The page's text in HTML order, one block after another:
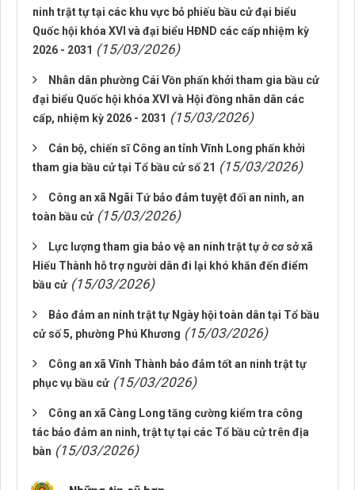
ninh trật tự tại các khu vực bỏ phiếu bầu cử đại biểu
Quốc hội khóa XVI và đại biểu HĐND các cấp nhiệm kỳ
2026 - 2031 (15/03/2026)
Nhân dân phường Cái Vồn phấn khởi tham gia bầu cử
đại biểu Quốc hội khóa XVI và Hội đồng nhân dân các
cấp, nhiệm kỳ 2026 - 2031 (15/03/2026)
Cán bộ, chiến sĩ Công an tỉnh Vĩnh Long phấn khởi
tham gia bầu cử tại Tổ bầu cử số 21 (15/03/2026)
Công an xã Ngãi Tứ bảo đảm tuyệt đối an ninh, an
toàn bầu cử (15/03/2026)
Lực lượng tham gia bảo vệ an ninh trật tự ở cơ sở xã
Hiếu Thành hỗ trợ người dân đi lại khó khăn đến điểm
bầu cử (15/03/2026)
Bảo đảm an ninh trật tự Ngày hội toàn dân tại Tổ bầu
cử số 5, phường Phú Khương (15/03/2026)
Công an xã Vĩnh Thành bảo đảm tốt an ninh trật tự
phục vụ bầu cử (15/03/2026)
Công an xã Càng Long tăng cường kiểm tra công
tác bảo đảm an ninh, trật tự tại các Tổ bầu cử trên địa
bàn (15/03/2026)